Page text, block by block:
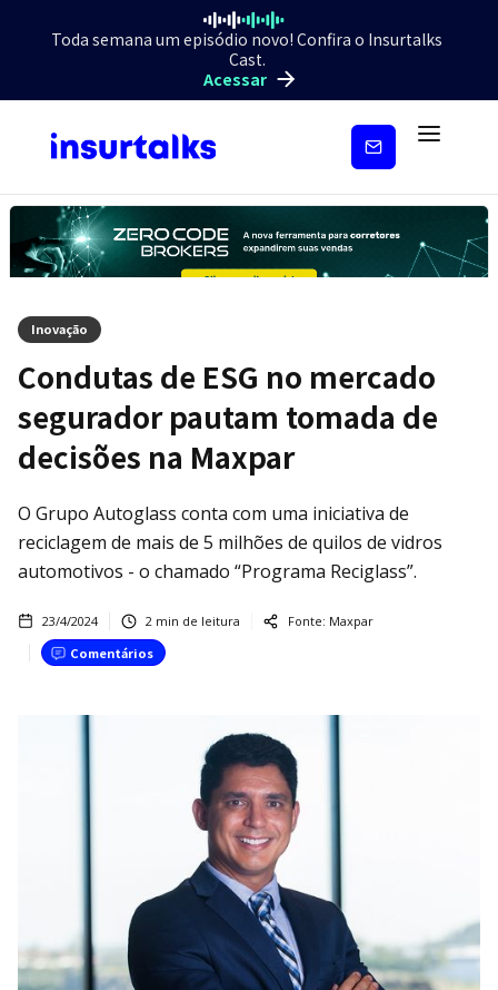
Toda semana um episódio novo! Confira o Insurtalks
Cast.
Acessar
Inscreva-
Inovação
Condutas de ESG no mercado
segurador pautam tomada de
decisões na Maxpar
O Grupo Autoglass conta com uma iniciativa de
reciclagem de mais de 5 milhões de quilos de vidros
automotivos - o chamado “Programa Reciglass”.
23/4/2024 2 min de leitura Fonte: Maxpar
Comentários